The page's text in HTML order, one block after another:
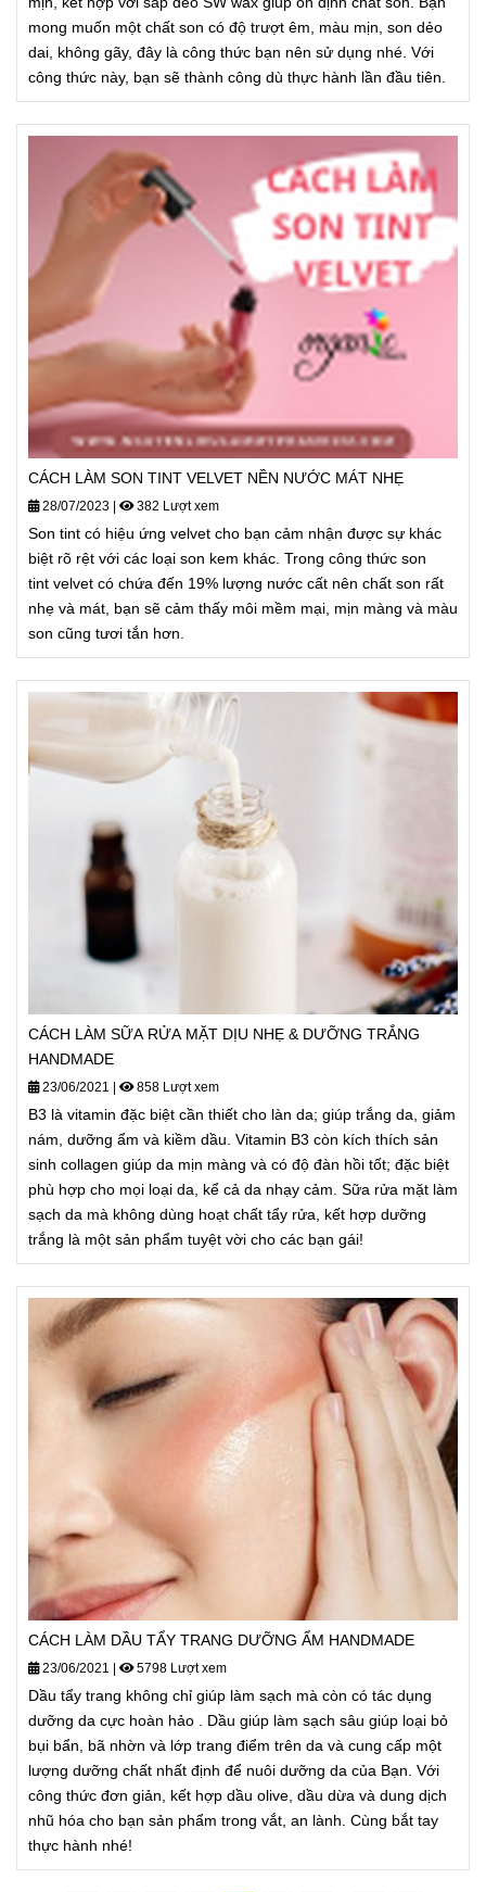
mong muốn một chất son có độ trượt êm, màu mịn, son dẻo
dai, không gãy, đây là công thức bạn nên sử dụng nhé. Với
công thức này, bạn sẽ thành công dù thực hành lần đầu tiên.
CÁCH LÀM SON TINT VELVET NỀN NƯỚC MÁT NHẸ
28/07/2023 382 Lượt xem
Son tint có hiệu ứng velvet cho bạn cảm nhận được sự khác
biệt rõ rệt với các loại son kem khác. Trong công thức son
tint velvet có chứa đến 19% lượng nước cất nên chất son rất
nhẹ và mát, bạn sẽ cảm thấy môi mềm mại, mịn màng và màu
son cũng tươi tắn hơn.
CÁCH LÀM SỮA RỬA MẶT DỊU NHẸ & DƯỠNG TRẮNG
HANDMADE
23/06/2021 858 Lượt xem
B3 là vitamin đặc biệt cần thiết cho làn da; giúp trắng da, giảm
nám, dưỡng ẩm và kiềm dầu. Vitamin B3 còn kích thích sản
sinh collagen giúp da mịn màng và có độ đàn hồi tốt; đặc biệt
phù hợp cho mọi loại da, kể cả da nhạy cảm. Sữa rửa mặt làm
sạch da mà không dùng hoạt chất tẩy rửa, kết hợp dưỡng
trắng là một sản phẩm tuyệt vời cho các bạn gái!
CÁCH LÀM DẦU TẨY TRANG DƯỠNG ẨM HANDMADE
23/06/2021 5798 Lượt xem
Dầu tẩy trang không chỉ giúp làm sạch mà còn có tác dụng
dưỡng da cực hoàn hảo . Dầu giúp làm sạch sâu giúp loại bỏ
bụi bẩn, bã nhờn và lớp trang điểm trên da và cung cấp một
lượng dưỡng chất nhất định để nuôi dưỡng da của Bạn. Với
công thức đơn giản, kết hợp dầu olive, dầu dừa và dung dịch
nhũ hóa cho bạn sản phẩm trong vắt, an lành. Cùng bắt tay
thực hành nhé!